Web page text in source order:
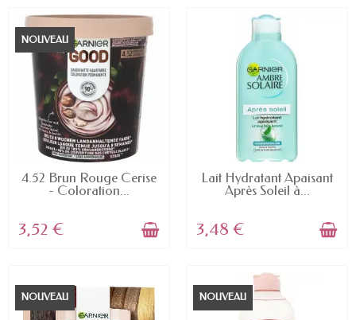
NOUVEAU
EN STOCK
4.52 Brun Rouge Cerise
- Coloration...
3,52 €
EN STOCK
Lait Hydratant Apaisant
Après Soleil à...
3,48 €
NOUVEAU NOUVEAU